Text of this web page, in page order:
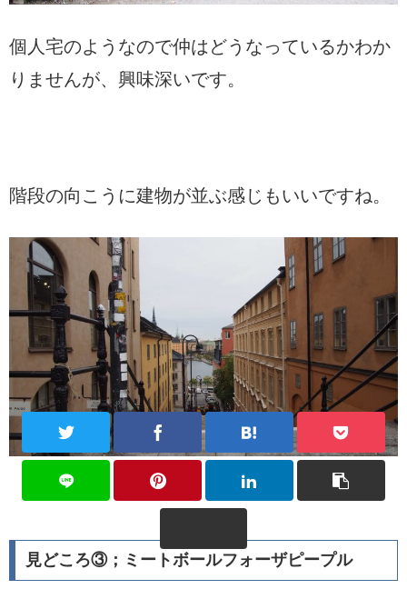
個人宅のようなので仲はどうなっているかわか
りませんが、興味深いです。
階段の向こうに建物が並ぶ感じもいいですね。
見どころ③；ミートボールフォーザピープル